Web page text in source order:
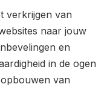
verkrijgen van
naar jouw
en
in de ogen
van